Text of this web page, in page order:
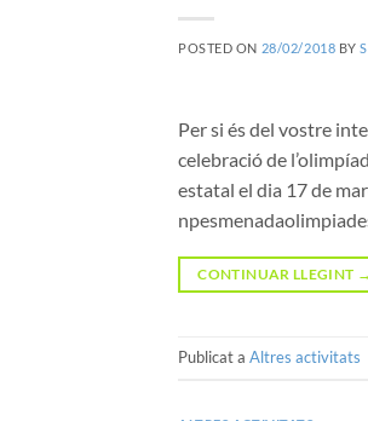
POSTED ON 28/02/2018 BY
Per si és del vostre
celebració de
estatal el dia 17 de
CONTINUAR LLEGINT →
Publicat a Altres activitats